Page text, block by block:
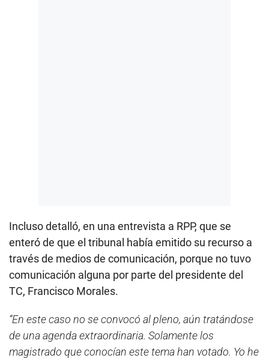
Incluso detalló, en una entrevista a RPP, que se
enteró de que el tribunal había emitido su recurso a
través de medios de comunicación, porque no tuvo
comunicación alguna por parte del presidente del
TC, Francisco Morales.
“En este caso no se convocó al pleno, aún tratándose
de una agenda extraordinaria. Solamente los
magistrado que conocían este tema han votado. Yo he